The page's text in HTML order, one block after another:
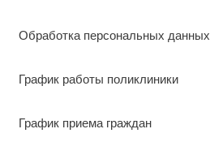
Обработка персональных данных
График работы поликлиники
График приема граждан